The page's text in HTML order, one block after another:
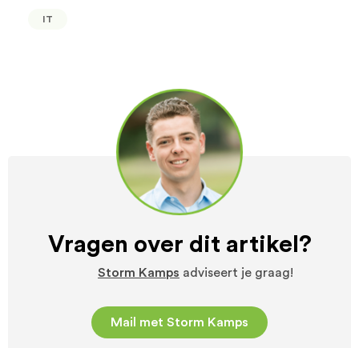
IT
Vragen over dit artikel?
Storm Kamps adviseert je graag!
Mail met Storm Kamps